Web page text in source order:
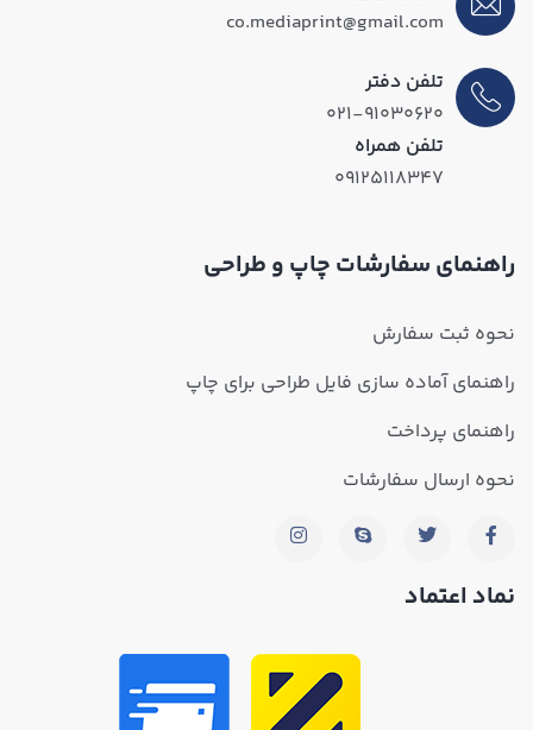
co.mediaprint@gmail.com
تلفن دفتر
۰۲۱-۹۱۰۳۰۶۲۰
تلفن همراه
۰۹۱۲۵۱۱۸۳۴۷
راهنمای سفارشات چاپ و طراحی
نحوه ثبت سفارش
راهنمای آماده سازی فایل طراحی برای چاپ
راهنمای پرداخت
نحوه ارسال سفارشات
نماد اعتماد